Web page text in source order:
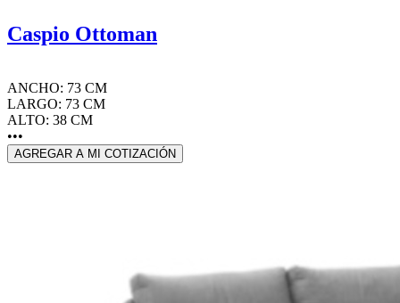
Caspio Ottoman
ANCHO: 73 CM
LARGO: 73 CM
ALTO: 38 CM
•••
AGREGAR A MI COTIZACIÓN